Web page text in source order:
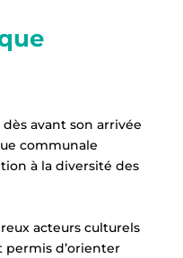
avant son arrivée
communale
à la diversité des
acteurs culturels
permis d’orienter